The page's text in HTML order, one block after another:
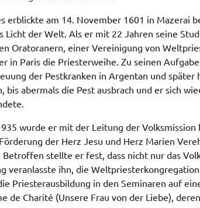
erblickte am 14. November 1601 in Mazerai
Licht der Welt. Als er mit 22 Jahren seine
Oratoranern, einer Vereinigung von
in Paris die Priesterweihe. Zu seinen
der Pestkranken in Argentan und später
bis abermals die Pest ausbrach und er sich
wurde er mit der Leitung der Volksmission
der Herz Jesu und Herz Marien
Betroffen stellte er fest, dass nicht nur das
veranlasste ihn, die
Priesterausbildung in den Seminaren auf
Charité (Unsere Frau von der Liebe),